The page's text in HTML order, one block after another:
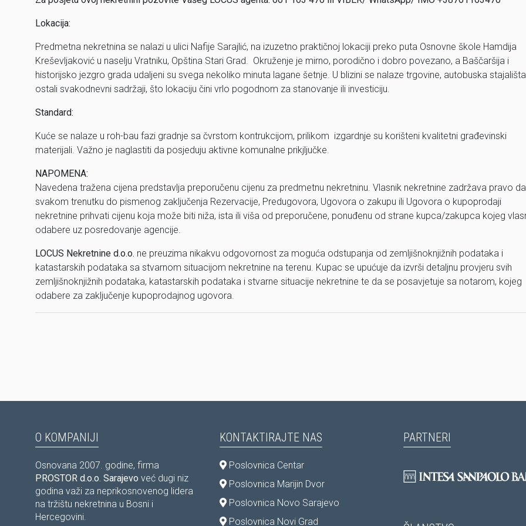
Lokacija:
Predmetna nekretnina se nalazi u ulici Nafije Sarajlić, na izuzetno praktičnoj lokaciji preko puta Osnovne škole Hamdija
Kreševljaković u naselju Vratniku, Opština Stari Grad. Okruženje je mirno, porodično i dobro povezano, a Baščaršija i
historijsko jezgro grada udaljeni su svega nekoliko minuta lagane šetnje. U blizini se nalaze trgovine, autobuska
ostali svakodnevni sadržaji, što lokaciju čini vrlo pogodnom za stanovanje ili investiciju.
Standard:
Kuće se nalaze u roh-bau fazi gradnje sa čvrstom kontrukcijom, prilikom izgardnje su korišteni kvalitetni građevinski
materijali. Važno je naglastiti da posjeduju aktivne komunalne prikjljučke.
NAPOMENA:
Navedena tražena cijena predstavlja preporučenu cijenu za predmetnu nekretninu. Vlasnik nekretnine zadržava pravo
svakom trenutku do pismenog zaključenja Rezervacije, Predugovora, Ugovora o zakupu ili Ugovora o kupoprodaji
nekretnine prihvati cijenu koja može biti niža, ista ili viša od preporučene, ponuđenu od strane kupca/zakupca kojeg
odabere uz posredovanje agencije.
LOCUS Nekretnine d.o.o. ne preuzima nikakvu odgovornost za moguća odstupanja od zemljišnoknjižnih podataka i
katastarskih podataka sa stvarnom situacijom nekretnine na terenu. Kupac se upućuje da izvrši detaljnu provjeru svih
zemljišnoknjižnih podataka, katastarskih podataka i stvarne situacije nekretnine te da se posavjetuje sa notarom, kojeg
odabere za zaključenje kupoprodajnog ugovora.
O KOMPANIJI
Osnovana 2007. godine, firma
PROSTOR d.o.o. Sarajevo već dugi niz
godina važi za neprikosnovenog lidera
na tržištu nekretnina u Bosni i
Hercegovini.
KONTAKTIRAJTE NAS
Poslovnica Centar
Poslovnica Marijin Dvor
Poslovnica Novo Sarajevo
Poslovnica Novi Grad
PARTNERI